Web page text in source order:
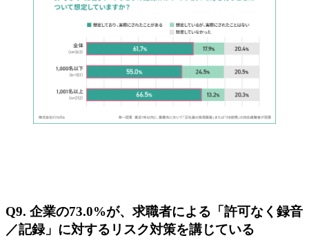
Q9. 企業の73.0%が、求職者による「許可なく録音
／記録」に対するリスク対策を講じている